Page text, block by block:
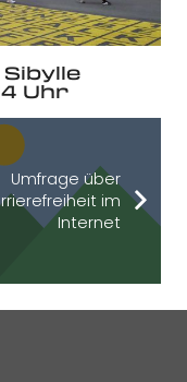
Uhr
Umfrage über
im
Internet